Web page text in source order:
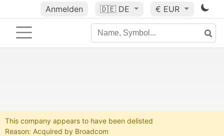
Anmelden 🇩🇪 DE € EUR
This company appears to have been delisted
Reason: Acquired by Broadcom